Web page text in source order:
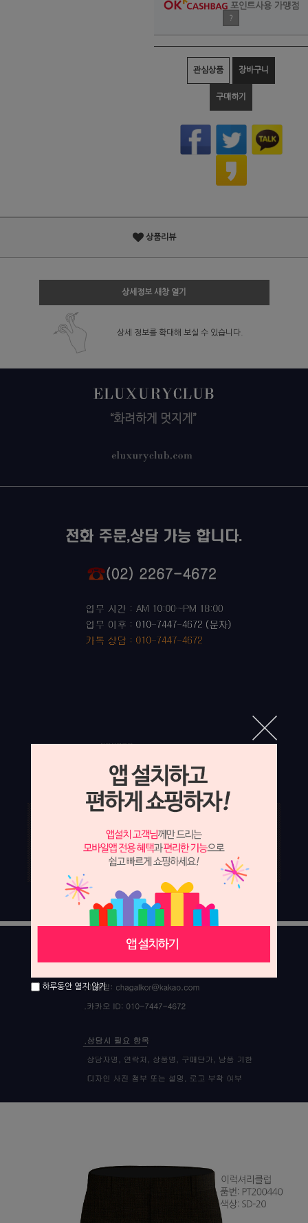
포인트사용 가맹점
?
관심상품 장바구니
구매하기
상품리뷰
상세정보 새창 열기
상세 정보를 확대해 보실 수 있습니다.
하루동안 열지 않기